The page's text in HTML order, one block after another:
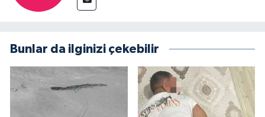
Bunlar da ilginizi çekebilir